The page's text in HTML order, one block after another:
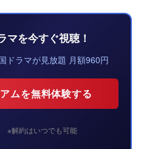
マを今すぐ視聴！
ドラマが見放題 月額960円
ムを無料体験する
※解約はいつでも可能